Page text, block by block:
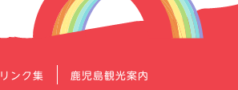
リンク集 鹿児島観光案内